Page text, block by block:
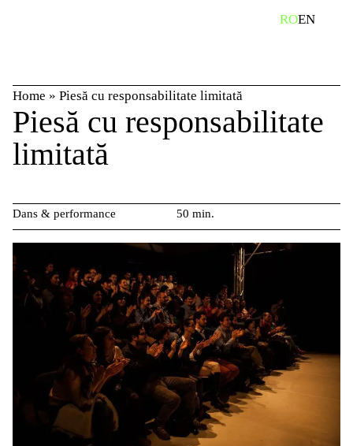
ROEN
Home » Piesă cu responsabilitate limitată
Piesă cu responsabilitate
limitată
Dans & performance 50 min.